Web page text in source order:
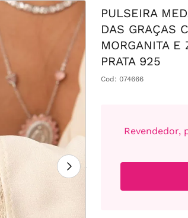
PULSEIRA
DAS GRAÇAS
MORGANITA
PRATA 925
Cod: 074666
Revendedor,